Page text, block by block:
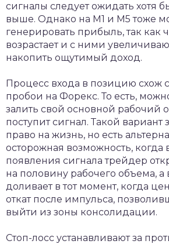
сигналы следует ожидать хотя
выше. Однако на М1 и М5 тоже
генерировать прибыль, так как
возрастает и с ними
накопить ощутимый доход.
Процесс входа в позицию схож с
пробои на Форекс. То есть,
залить свой основной рабочий
поступит сигнал. Такой вариант
право на жизнь, но есть
осторожная возможность, когда
появления сигнала трейдер
на половину рабочего объема,
доливает в тот момент, когда
откат после импульса,
выйти из зоны консолидации.
Стоп-лосс устанавливают за